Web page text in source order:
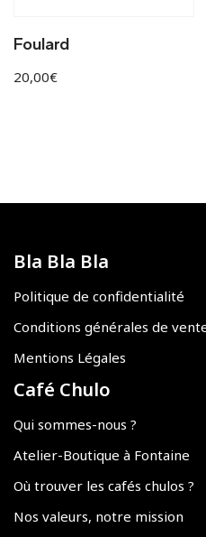
Foulard
20,00€
Bla Bla Bla
Politique de confidentialité
Conditions générales de
Mentions Légales
Café Chulo
Qui sommes-nous ?
Atelier-Boutique à Fontaine
Où trouver les cafés chulos ?
Nos valeurs, notre mission